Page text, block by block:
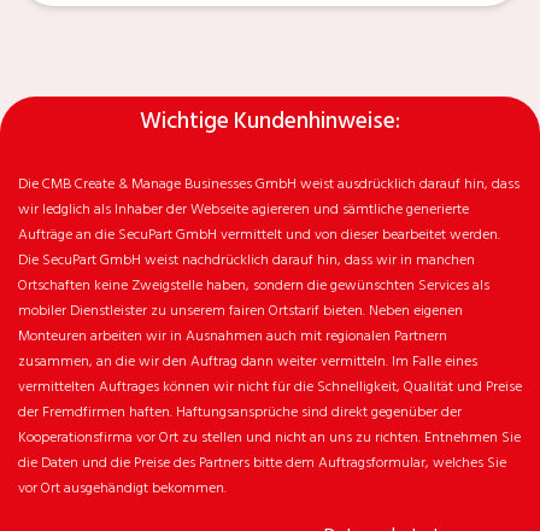
Wichtige Kundenhinweise:
Die CMB Create & Manage Businesses GmbH weist ausdrücklich darauf hin, dass
wir ledglich als Inhaber der Webseite agiereren und sämtliche generierte
Aufträge an die SecuPart GmbH vermittelt und von dieser bearbeitet werden.
Die SecuPart GmbH weist nachdrücklich darauf hin, dass wir in manchen
Ortschaften keine Zweigstelle haben, sondern die gewünschten Services als
mobiler Dienstleister zu unserem fairen Ortstarif bieten. Neben eigenen
Monteuren arbeiten wir in Ausnahmen auch mit regionalen Partnern
zusammen, an die wir den Auftrag dann weiter vermitteln. Im Falle eines
vermittelten Auftrages können wir nicht für die Schnelligkeit, Qualität und Preise
der Fremdfirmen haften. Haftungsansprüche sind direkt gegenüber der
Kooperationsfirma vor Ort zu stellen und nicht an uns zu richten. Entnehmen Sie
die Daten und die Preise des Partners bitte dem Auftragsformular, welches Sie
vor Ort ausgehändigt bekommen.